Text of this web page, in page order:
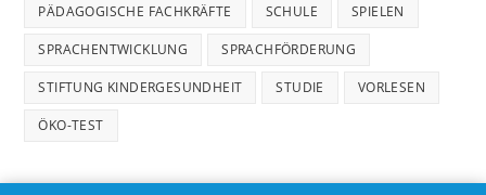
PÄDAGOGISCHE FACHKRÄFTE SCHULE SPIELEN
SPRACHENTWICKLUNG SPRACHFÖRDERUNG
STIFTUNG KINDERGESUNDHEIT STUDIE VORLESEN
ÖKO-TEST